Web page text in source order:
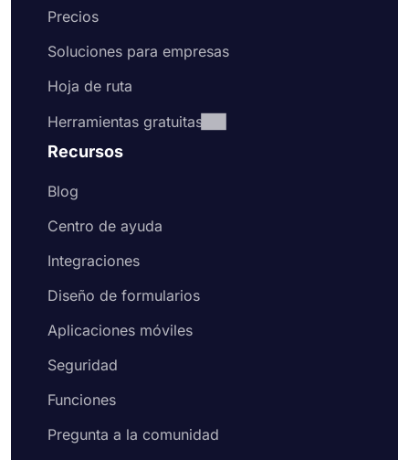
Precios
Soluciones para empresas
Hoja de ruta
Herramientas gratuitas
Recursos
Blog
Centro de ayuda
Integraciones
Diseño de formularios
Aplicaciones móviles
Seguridad
Funciones
Pregunta a la comunidad